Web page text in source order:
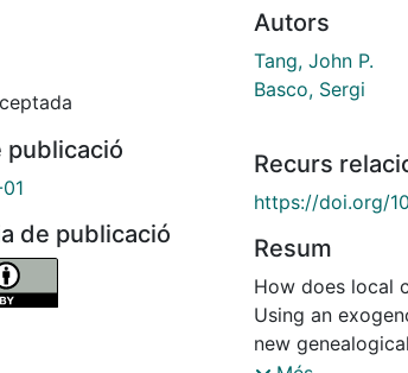
publicació
de publicació
Autors
Tang, John P.
Basco, Sergi
Recurs
https://doi.org/
Resum
How does local
Using an
new